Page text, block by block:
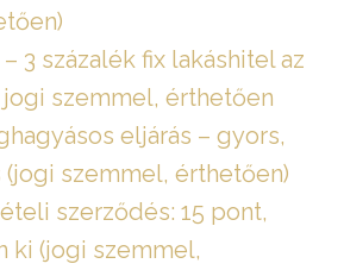
3 százalék fix lakáshitel az
szemmel, érthetően
eljárás – gyors,
szemmel, érthetően)
szerződés: 15 pont,
ki (jogi szemmel,